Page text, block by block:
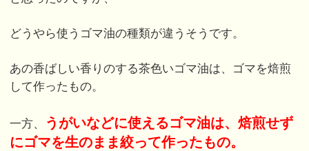
どうやら使うゴマ油の種類が違うそうです。
あの香ばしい香りのする茶色いゴマ油は、ゴマを焙煎
して作ったもの。
一方、
うがいなどに使えるゴマ油は、焙煎せず
にゴマを生のまま絞って作ったもの。